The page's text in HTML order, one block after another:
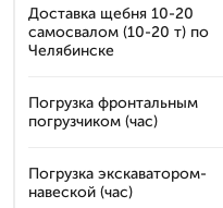
Доставка щебня 10-20
самосвалом (10-20 т) по
Челябинске
Погрузка фронтальным
погрузчиком (час)
Погрузка экскаватором-
навеской (час)